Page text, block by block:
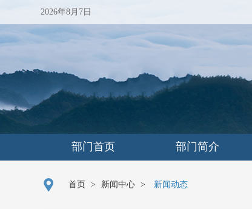
2026年8月7日
部门首页 部门简介
首页 > 新闻中心 > 新闻动态